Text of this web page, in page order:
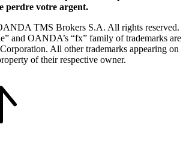
perdre votre argent.
TMS Brokers S.A. All rights reserved.
and OANDA’s “fx” family of trademarks are
All other trademarks appearing on
of their respective owner.